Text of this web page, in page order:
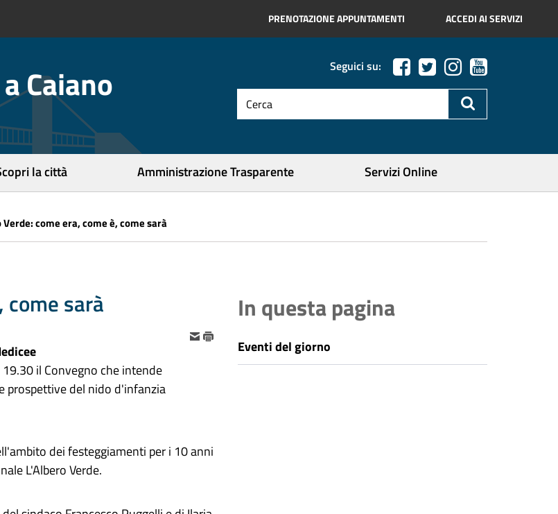
PRENOTAZIONE APPUNTAMENTI ACCEDI AI SERVIZI
Caiano Seguici su:
testo
da
la città Amministrazione Trasparente Servizi Online
Verde: come era, come è, come sarà
come sarà
il Convegno che intende
prospettive del nido d'infanzia
dei festeggiamenti per i 10 anni
L'Albero Verde.
In questa pagina
Eventi del giorno